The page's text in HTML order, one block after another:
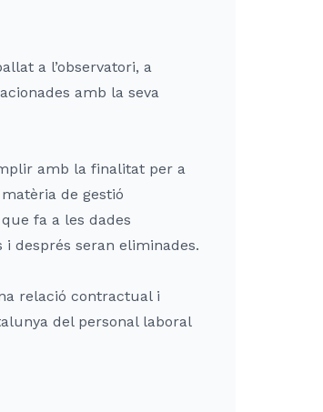
a l’observatori, a
amb la seva
amb la finalitat per a
de gestió
fa a les dades
després seran eliminades.
relació contractual i
del personal laboral